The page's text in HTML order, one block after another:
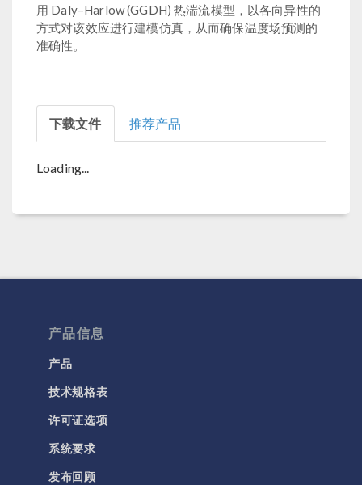
用 Daly–Harlow (GGDH) 热湍流模型，以各向异性的
方式对该效应进行建模仿真，从而确保温度场预测的
准确性。
下载文件 推荐产品
Loading...
产品信息
产品
技术规格表
许可证选项
系统要求
发布回顾